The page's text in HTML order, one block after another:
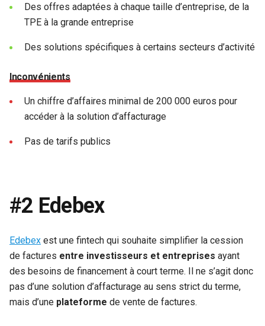
Des offres adaptées à chaque taille d’entreprise, de la
TPE à la grande entreprise
Des solutions spécifiques à certains secteurs d’activité
Inconvénients
Un chiffre d’affaires minimal de 200 000 euros pour
accéder à la solution d’affacturage
Pas de tarifs publics
#2 Edebex
Edebex est une fintech qui souhaite simplifier la cession
de factures entre investisseurs et entreprises ayant
des besoins de financement à court terme. Il ne s’agit donc
pas d’une solution d’affacturage au sens strict du terme,
mais d’une plateforme de vente de factures.